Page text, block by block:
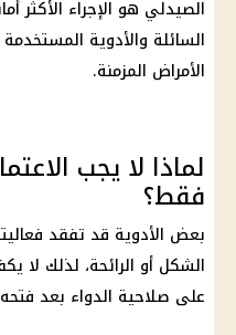
الصيدلي هو الإجراء الأكثر
السائلة والأدوية
الأمراض المزمنة.
لماذا لا يجب
فقط؟
بعض الأدوية قد تفقد
الشكل أو الرائحة، لذلك لا
على صلاحية الدواء بعد